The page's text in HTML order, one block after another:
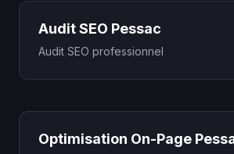
Audit SEO Pessac
Audit SEO professionnel
Optimisation On-Page